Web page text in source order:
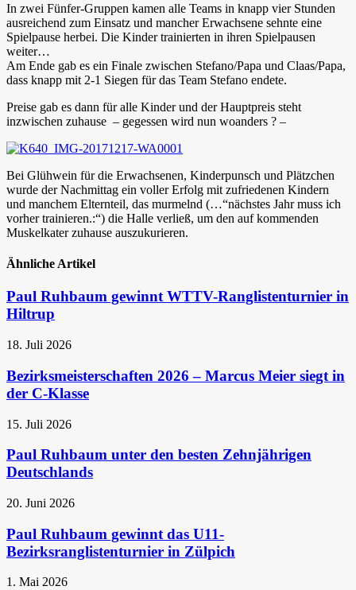
In zwei Fünfer-Gruppen kamen alle Teams in knapp vier Stunden
ausreichend zum Einsatz und mancher Erwachsene sehnte eine
Spielpause herbei. Die Kinder trainierten in ihren Spielpausen
weiter…
Am Ende gab es ein Finale zwischen Stefano/Papa und Claas/Papa,
dass knapp mit 2-1 Siegen für das Team Stefano endete.
Preise gab es dann für alle Kinder und der Hauptpreis steht
inzwischen zuhause – gegessen wird nun woanders ? –
Bei Glühwein für die Erwachsenen, Kinderpunsch und Plätzchen
wurde der Nachmittag ein voller Erfolg mit zufriedenen Kindern
und manchem Elternteil, das murmelnd (…“nächstes Jahr muss ich
vorher trainieren.:“) die Halle verließ, um den auf kommenden
Muskelkater zuhause auszukurieren.
Ähnliche Artikel
Paul Ruhbaum gewinnt WTTV-Ranglistenturnier in
Hiltrup
18. Juli 2026
Bezirksmeisterschaften 2026 – Marcus Meier siegt in
der C-Klasse
15. Juli 2026
Paul Ruhbaum unter den besten Zehnjährigen
Deutschlands
20. Juni 2026
Paul Ruhbaum gewinnt das U11-
Bezirksranglistenturnier in Zülpich
1. Mai 2026